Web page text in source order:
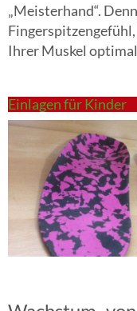
„Meisterhand“.
Ihrer Muskel
Einlagen für Kinder